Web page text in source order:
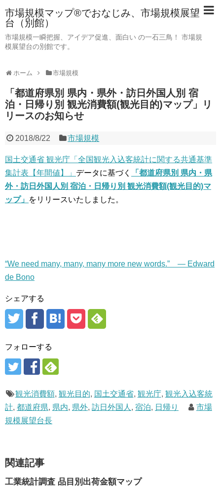
市場規模マップ®でおなじみ、市場規模展望
台（別館）
市場規模一瞬把握、アイデア促進、面白い の一石三鳥！ 市場規
模展望台の別館です。
ホーム 市場規模
「都道府県別 県内・県外・訪日外国人別 宿
泊・日帰り別 観光消費額(観光目的)マップ」リ
リースのお知らせ
2018/8/22 市場規模
国土交通省 観光庁「全国観光入込客統計に関する共通基準
集計表【年間値】」 データに基づく
「都道府県別 県内・県
外・訪日外国人別 宿泊・日帰り別 観光消費額(観光目的)マ
ップ」 をリリースいたしました。
“We need many, many, many more new words.” — Edward
de Bono
シェアする
フォローする
観光消費額, 観光目的, 国土交通省, 観光庁, 観光入込客統
計, 都道府県, 県内, 県外, 訪日外国人 , 宿泊, 日帰り
市場
規模展望台長
関連記事
工業統計調査 品目別出荷金額マップ